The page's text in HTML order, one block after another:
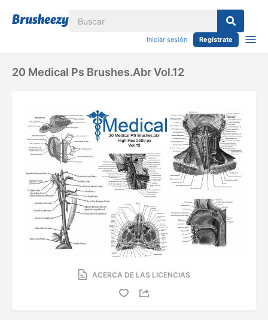
Iniciar sesión Regístrate
20 Medical Ps Brushes.abr Vol.12
ACERCA DE LAS LICENCIAS